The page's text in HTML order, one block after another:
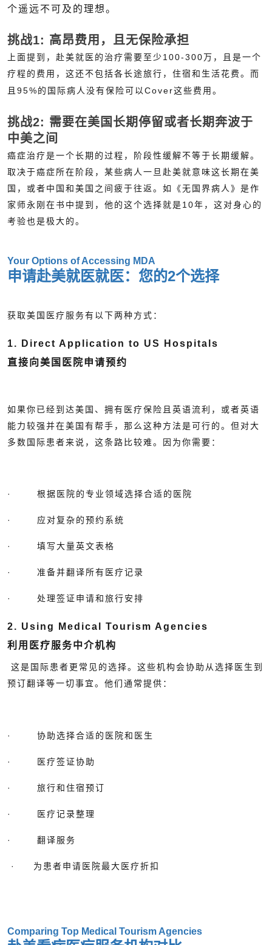
个遥远不可及的理想。
挑战1: 高昂费用，且无保险承担
上面提到，赴美就医的治疗需要至少100-300万，且是一个
疗程的费用，这还不包括各长途旅行，住宿和生活花费。而
且95%的国际病人没有保险可以Cover这些费用。
挑战2: 需要在美国长期停留或者长期奔波于
中美之间
癌症治疗是一个长期的过程，阶段性缓解不等于长期缓解。
取决于癌症所在阶段，某些病人一旦赴美就意味这长期在美
国，或者中国和美国之间疲于往返。如《无国界病人》是作
家师永刚在书中提到，他的这个选择就是10年，这对身心的
考验也是极大的。
Your Options of Accessing MDA
申请赴美就医就医：您的2个选择
获取美国医疗服务有以下两种方式：
1. Direct Application to US Hospitals
直接向美国医院申请预约
如果你已经到达美国、拥有医疗保险且英语流利，或者英语
能力较强并在美国有帮手，那么这种方法是可行的。但对大
多数国际患者来说，这条路比较难。因为你需要：
· 根据医院的专业领域选择合适的医院
· 应对复杂的预约系统
· 填写大量英文表格
· 准备并翻译所有医疗记录
· 处理签证申请和旅行安排
2. Using Medical Tourism Agencies
利用医疗服务中介机构
这是国际患者更常见的选择。这些机构会协助从选择医生到
预订翻译等一切事宜。他们通常提供：
· 协助选择合适的医院和医生
· 医疗签证协助
· 旅行和住宿预订
· 医疗记录整理
· 翻译服务
· 为患者申请医院最大医疗折扣
Comparing Top Medical Tourism Agencies